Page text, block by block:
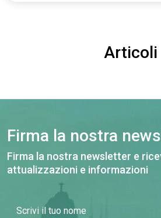
Articoli
Firma la nostra
Firma la nostra newsletter e
attualizzazioni e informazioni
Scrivi il tuo nome